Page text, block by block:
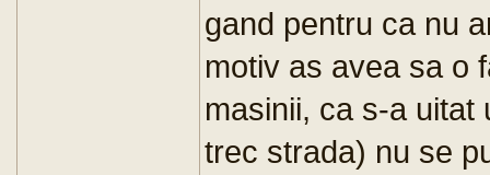
gand pentru ca nu
motiv as avea sa o
masinii, ca s-a uitat
trec strada) nu se